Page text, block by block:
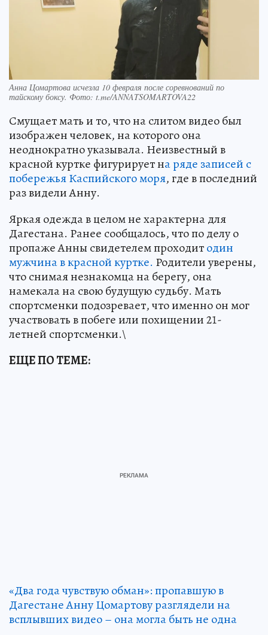
Анна Цомартова исчезла 10 февраля после соревнований по
тайскому боксу. Фото: t.me/ANNATSOMARTOVA22
Смущает мать и то, что на слитом видео был
изображен человек, на которого она
неоднократно указывала. Неизвестный в
красной куртке фигурирует на ряде записей с
побережья Каспийского моря, где в последний
раз видели Анну.
Яркая одежда в целом не характерна для
Дагестана. Ранее сообщалось, что по делу о
пропаже Анны свидетелем проходитодин
мужчина в красной куртке. Родители уверены,
что снимая незнакомца на берегу, она
намекала на свою будущую судьбу. Мать
спортсменки подозревает, что именно он мог
участвовать в побеге или похищении 21-
летней спортсменки.\
ЕЩЕ ПО ТЕМЕ:
«Два года чувствую обман»: пропавшую в
Дагестане Анну Цомартову разглядели на
всплывших видео – она могла быть не одна